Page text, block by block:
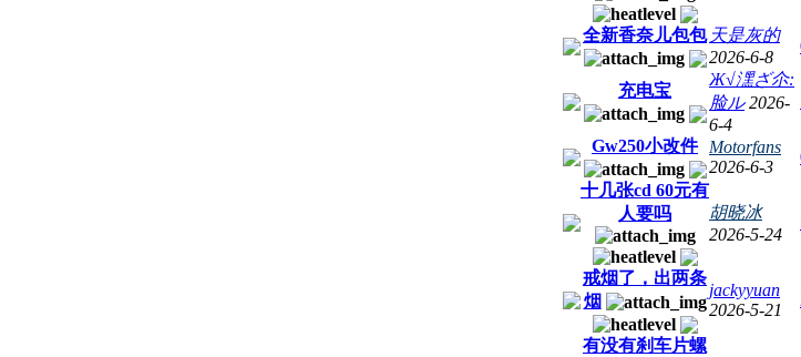
全新香奈儿包包 天是灰的
2026-6-8
充电宝
Ж√潶ざ尒:
脸ル 2026-
6-4
Gw250小改件
Motorfans
2026-6-3
十几张cd 60元有
人要吗
胡晓冰
2026-5-24
戒烟了，出两条
烟
jackyyuan
2026-5-21
有没有刹车片螺